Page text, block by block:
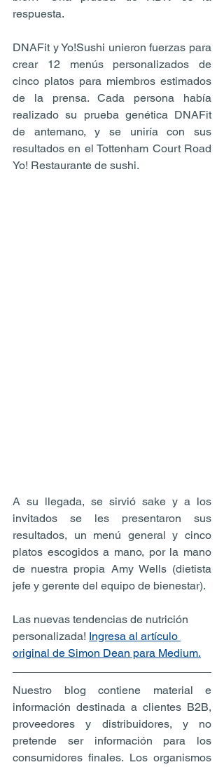
respuesta.
DNAFit y Yo!Sushi unieron fuerzas para
crear 12 menús personalizados de
cinco platos para miembros estimados
de la prensa. Cada persona había
realizado su prueba genética DNAFit
de antemano, y se uniría con sus
resultados en el Tottenham Court Road
Yo! Restaurante de sushi.
A su llegada, se sirvió sake y a los
invitados se les presentaron sus
resultados, un menú general y cinco
platos escogidos a mano, por la mano
de nuestra propia Amy Wells (dietista
jefe y gerente del equipo de bienestar).
Las nuevas tendencias de nutrición
personalizada! Ingresa al artículo
original de Simon Dean para Medium.
Nuestro blog contiene material e
información destinada a clientes B2B,
proveedores y distribuidores, y no
pretende ser información para los
consumidores finales. Los organismos